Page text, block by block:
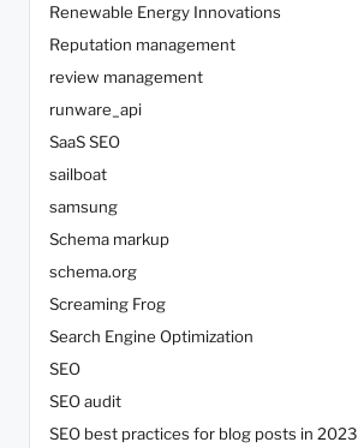
Renewable Energy Innovations
Reputation management
review management
runware_api
SaaS SEO
sailboat
samsung
Schema markup
schema.org
Screaming Frog
Search Engine Optimization
SEO
SEO audit
SEO best practices for blog posts in 2023